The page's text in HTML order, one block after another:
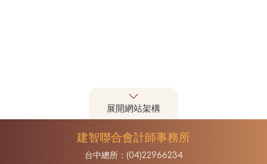
展開網站架構
建智聯合會計師事務所
台中總所：(04)22966234